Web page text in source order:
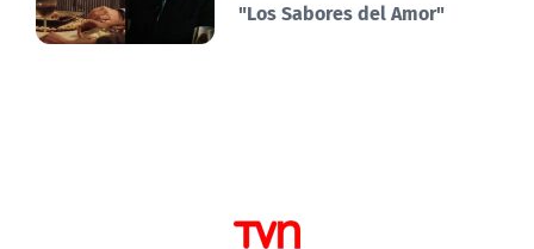
"Los Sabores del Amor"